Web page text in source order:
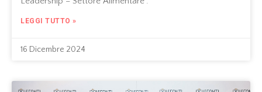
LEGGI TUTTO »
16 Dicembre 2024